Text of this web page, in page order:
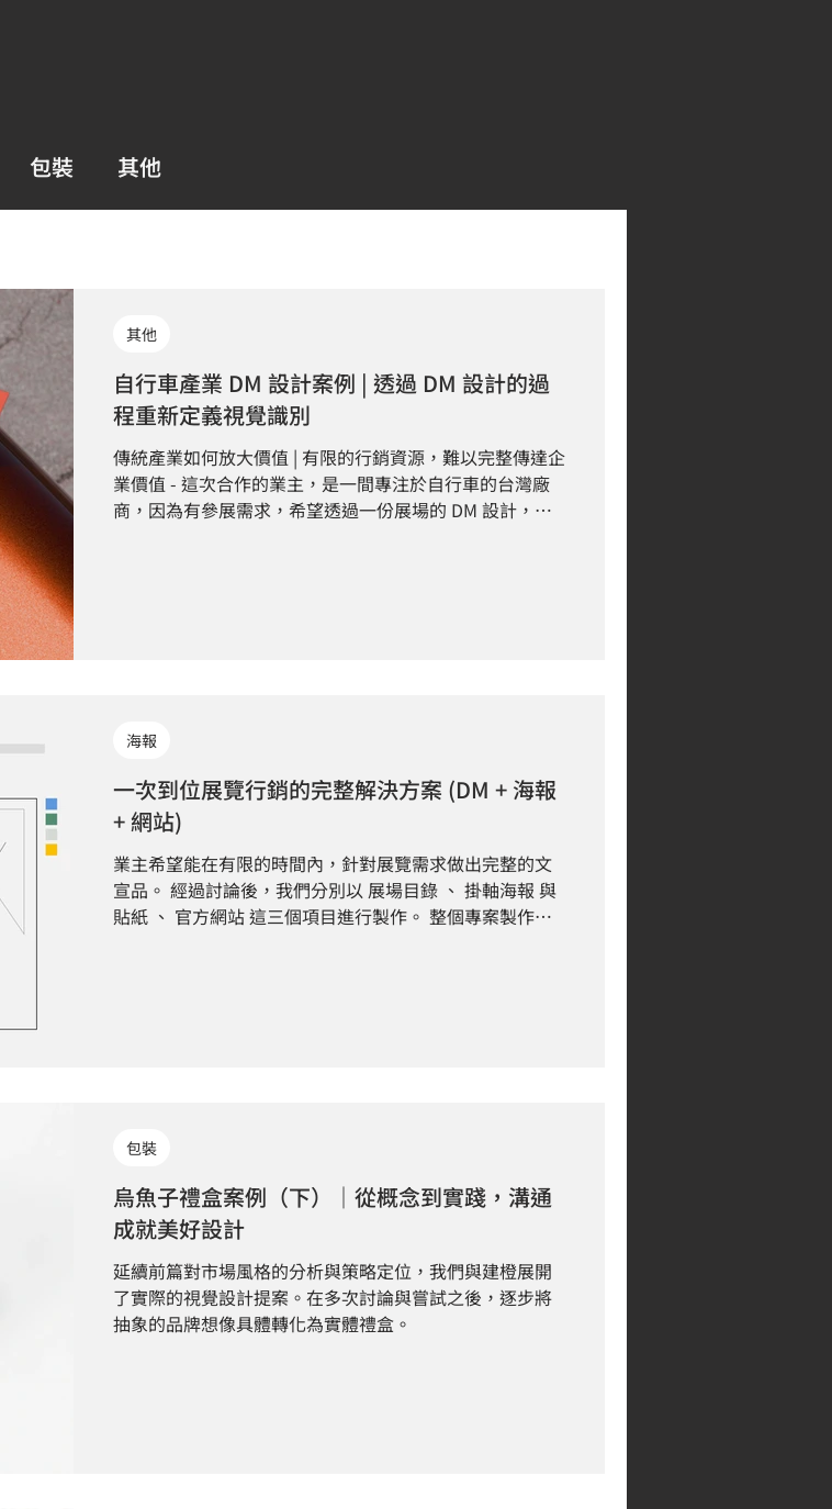
包裝 其他
自行車產業 DM 設計案例 | 透過 DM 設計的過
程重新定義視覺識別
傳統產業如何放大價值 | 有限的行銷資源，難以完整傳達企
業價值 - 這次合作的業主，是一間專注於自行車的台灣廠
商，因為有參展需求，希望透過一份展場的 DM 設計，將
積， 並且未完整化品牌架構，導致真正的價值難以被市場
理解。 在這次 DM 設計專案，我們將透過視覺的策略規劃
與資源整合，為業主重新定義視覺識別。 針對需求的設計
策略｜透過與業主互動，定義設計目標 - 在與溝通的初
期，業主的想法是很直觀的，「因為有展場需求，需要印
DM 」，但在與我們往來的互動過程中，我們為業主分析需
求並梳理了想法。 透過想法的整理，業主了解
其他
一次到位展覽行銷的完整解決方案 (DM + 海報
+ 網站)
業主希望能在有限的時間內，針對展覽需求做出完整的文
宣品。 經過討論後，我們分別以 展場目錄 、 掛軸海報 與
貼紙 、 官方網站 這三個項目進行製作。 整個專案製作總
上角貫穿到右下角的對角線分隔、快速發展的感覺。 採用
高科技的冷色調（藍色、灰色、白色） 右下角使用亮黃色/
亮橙色作為點綴。這種暖色調與冷色調形成強烈對比， 起
到引導目光的作用，並增添了活力。 從目錄延伸海報 - 三
大產品主軸強調 海報延伸出三種主要的產品項目與規格 建
立強烈的系列感和品牌連貫性、系統化、專業感 清晰地分
為三個主要區塊 1.產品情境 2
海報
烏魚子禮盒案例（下）｜從概念到實踐，溝通
成就美好設計
延續前篇對市場風格的分析與策略定位，我們與建橙展開
了實際的視覺設計提案。在多次討論與嘗試之後，逐步將
抽象的品牌想像具體轉化為實體禮盒。
包裝